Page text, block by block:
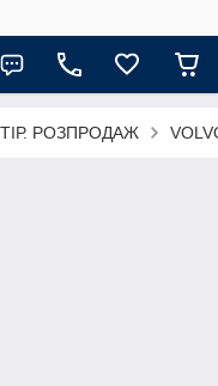
ТІР. РОЗПРОДАЖ